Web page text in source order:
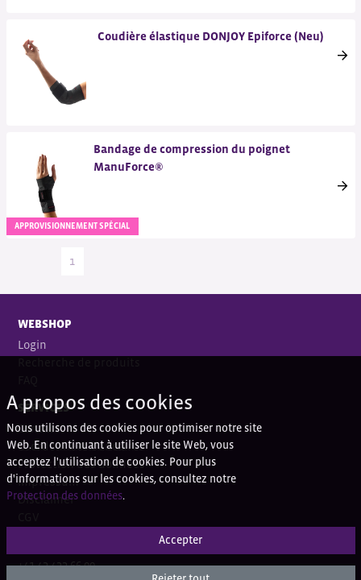
Coudière élastique DONJOY Epiforce (Neu)
APPROVISIONNEMENT SPÉCIAL
Bandage de compression du poignet
ManuForce®
1
WEBSHOP
Login
SERVICES
Contact
Coordonnées bancaires
Protection des données
Impressum
Disclaimer
+41 43 433 66 00
A propos des cookies
Nous utilisons des cookies pour optimiser notre site
Web. En continuant à utiliser le site Web, vous
acceptez l'utilisation de cookies. Pour plus
d'informations sur les cookies, consultez notre
Protection des données.
Accepter